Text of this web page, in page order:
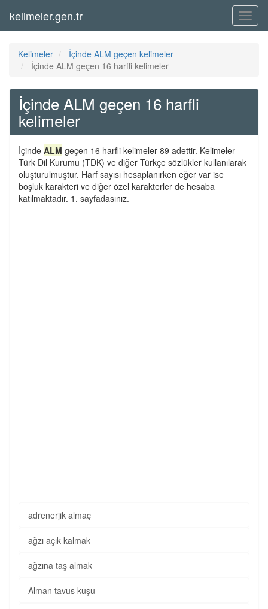
Menü
kelimeler.gen.tr
Kelimeler
İçinde ALM geçen kelimeler
İçinde ALM geçen 16 harfli kelimeler
İçinde ALM geçen 16 harfli
kelimeler
İçinde ALM geçen 16 harfli kelimeler 89 adettir. Kelimeler
Türk Dil Kurumu (TDK) ve diğer Türkçe sözlükler kullanılarak
oluşturulmuştur. Harf sayısı hesaplanırken eğer var ise
boşluk karakteri ve diğer özel karakterler de hesaba
katılmaktadır. 1. sayfadasınız.
adrenerjik almaç
ağzı açık kalmak
ağzına taş almak
Alman tavus kuşu